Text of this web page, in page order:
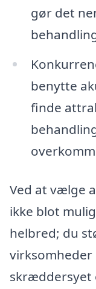
gør det
benytte
finde
Ved at vælge
ikke blot
helbred; du
virksomheder
skræddersyet